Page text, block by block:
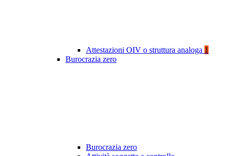
Attestazioni OIV o struttura analoga 1
Burocrazia zero
Burocrazia zero